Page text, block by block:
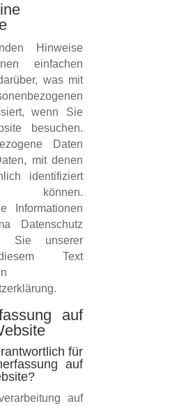
Hinweise
einfachen
was mit
wenn Sie
besuchen.
Daten
mit denen
identifiziert
können.
Informationen
Datenschutz
Sie unserer
Text
auf
für
auf
auf